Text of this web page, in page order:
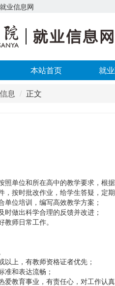
业信息网
本站首页 就
息 正文
照单位和所在高中的教学要求，根
，按时批改作业，给学生答疑，定
单位培训，编写高效教学方案；
时做出科学合理的反馈并改进；
教师日常工作。
以上，有教师资格证者优先；
准和表达流畅；
爱教育事业，有责任心，对工作认